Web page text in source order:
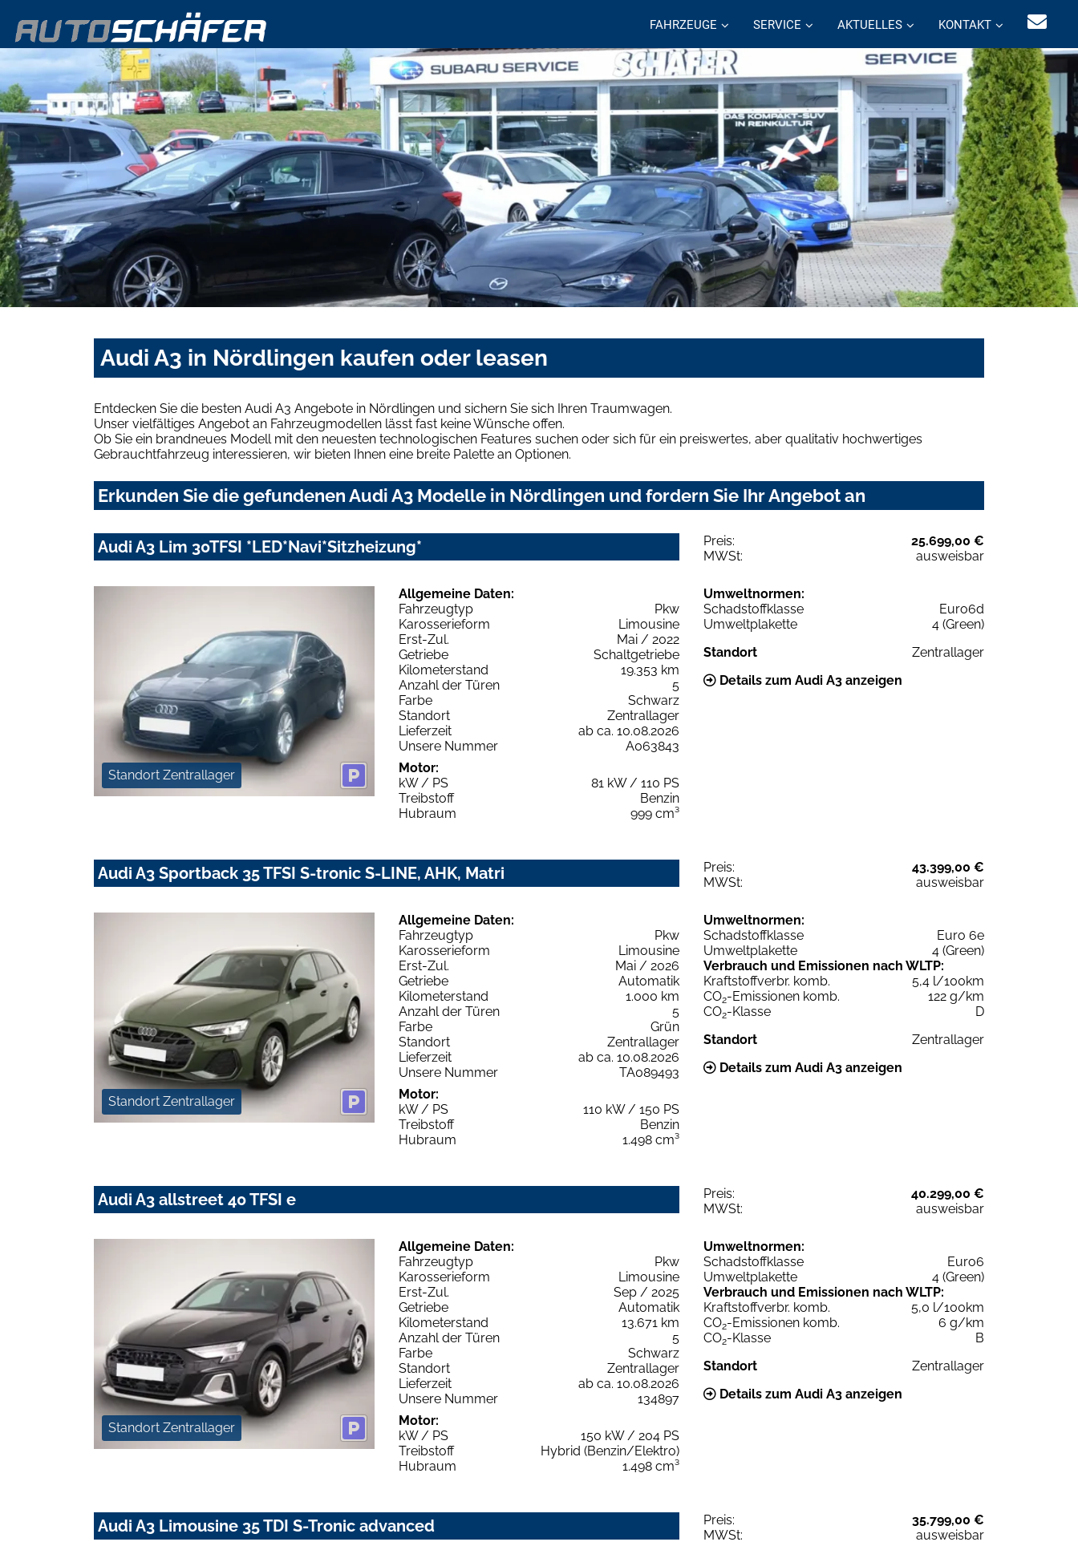
FAHRZEUGE SERVICE AKTUELLES KONTAKT
Audi A3 in Nördlingen kaufen oder leasen
Entdecken Sie die besten Audi A3 Angebote in Nördlingen und sichern Sie sich Ihren Traumwagen.
Unser vielfältiges Angebot an Fahrzeugmodellen lässt fast keine Wünsche offen.
Ob Sie ein brandneues Modell mit den neuesten technologischen Features suchen oder sich für ein preiswertes, aber qualitativ hochwertiges
Gebrauchtfahrzeug interessieren, wir bieten Ihnen eine breite Palette an Optionen.
Erkunden Sie die gefundenen Audi A3 Modelle in Nördlingen und fordern Sie Ihr Angebot an
Audi A3 Lim 30TFSI *LED*Navi*Sitzheizung* Preis:
25.699,00 €
MWSt:
ausweisbar
Standort Zentrallager
Allgemeine Daten:
Fahrzeugtyp
Pkw
Karosserieform
Limousine
Erst-Zul.
Mai / 2022
Getriebe
Schaltgetriebe
Kilometerstand
19.353 km
Anzahl der Türen
5
Farbe
Schwarz
Standort
Zentrallager
Lieferzeit
ab ca. 10.08.2026
Unsere Nummer
A063843
Motor:
kW / PS
81 kW / 110 PS
Treibstoff
Benzin
Hubraum
999 cm³
Umweltnormen:
Schadstoffklasse
Euro6d
Umweltplakette
4 (Green)
Standort
Zentrallager
Details zum Audi A3 anzeigen
Audi A3 Sportback 35 TFSI S-tronic S-LINE, AHK, Matri Preis:
43.399,00 €
MWSt:
ausweisbar
Standort Zentrallager
Allgemeine Daten:
Fahrzeugtyp
Pkw
Karosserieform
Limousine
Erst-Zul.
Mai / 2026
Getriebe
Automatik
Kilometerstand
1.000 km
Anzahl der Türen
5
Farbe
Grün
Standort
Zentrallager
Lieferzeit
ab ca. 10.08.2026
Unsere Nummer
TA089493
Motor:
kW / PS
110 kW / 150 PS
Treibstoff
Benzin
Hubraum
1.498 cm³
Umweltnormen:
Schadstoffklasse
Euro 6e
Umweltplakette
4 (Green)
Verbrauch und Emissionen nach WLTP:
Kraftstoffverbr. komb.
5,4 l/100km
CO2-Emissionen komb.
122 g/km
CO2-Klasse
D
Standort
Zentrallager
Details zum Audi A3 anzeigen
Audi A3 allstreet 40 TFSI e Preis:
40.299,00 €
MWSt:
ausweisbar
Standort Zentrallager
Allgemeine Daten:
Fahrzeugtyp
Pkw
Karosserieform
Limousine
Erst-Zul.
Sep / 2025
Getriebe
Automatik
Kilometerstand
13.671 km
Anzahl der Türen
5
Farbe
Schwarz
Standort
Zentrallager
Lieferzeit
ab ca. 10.08.2026
Unsere Nummer
134897
Motor:
kW / PS
150 kW / 204 PS
Treibstoff
Hybrid (Benzin/Elektro)
Hubraum
1.498 cm³
Umweltnormen:
Schadstoffklasse
Euro6
Umweltplakette
4 (Green)
Verbrauch und Emissionen nach WLTP:
Kraftstoffverbr. komb.
5,0 l/100km
CO2-Emissionen komb.
6 g/km
CO2-Klasse
B
Standort
Zentrallager
Details zum Audi A3 anzeigen
Audi A3 Limousine 35 TDI S-Tronic advanced Preis:
35.799,00 €
MWSt:
ausweisbar